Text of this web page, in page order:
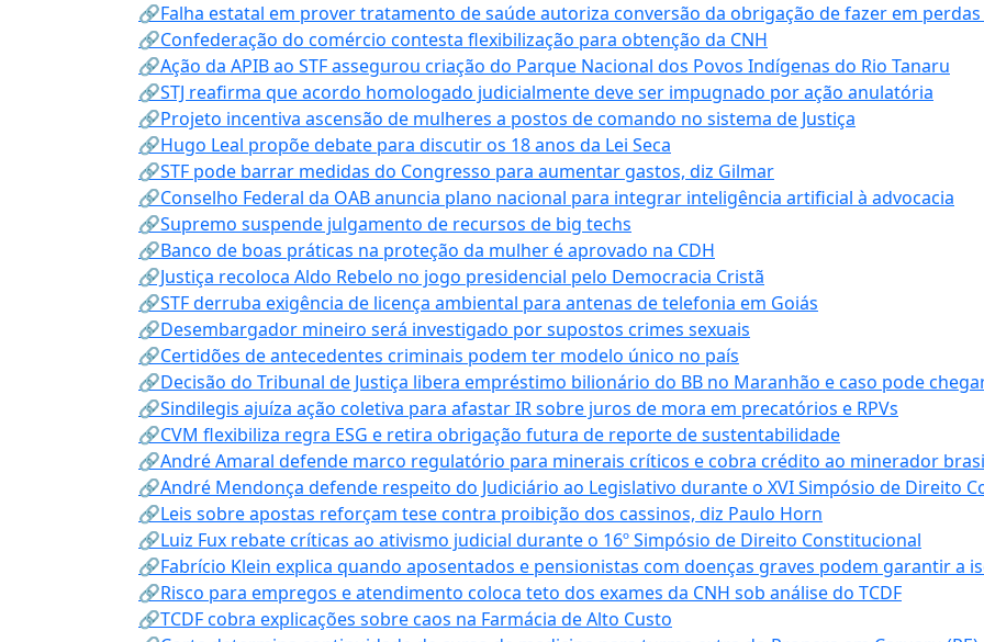
🔗Falha estatal em prover tratamento de saúde autoriza conversão da obrigação de fazer em perdas
🔗Confederação do comércio contesta flexibilização para obtenção da CNH
🔗Ação da APIB ao STF assegurou criação do Parque Nacional dos Povos Indígenas do Rio Tanaru
🔗STJ reafirma que acordo homologado judicialmente deve ser impugnado por ação anulatória
🔗Projeto incentiva ascensão de mulheres a postos de comando no sistema de Justiça
🔗Hugo Leal propõe debate para discutir os 18 anos da Lei Seca
🔗STF pode barrar medidas do Congresso para aumentar gastos, diz Gilmar
🔗Conselho Federal da OAB anuncia plano nacional para integrar inteligência artificial à advocacia
🔗Supremo suspende julgamento de recursos de big techs
🔗Banco de boas práticas na proteção da mulher é aprovado na CDH
🔗Justiça recoloca Aldo Rebelo no jogo presidencial pelo Democracia Cristã
🔗STF derruba exigência de licença ambiental para antenas de telefonia em Goiás
🔗Desembargador mineiro será investigado por supostos crimes sexuais
🔗Certidões de antecedentes criminais podem ter modelo único no país
🔗Decisão do Tribunal de Justiça libera empréstimo bilionário do BB no Maranhão e caso pode chegar
🔗Sindilegis ajuíza ação coletiva para afastar IR sobre juros de mora em precatórios e RPVs
🔗CVM flexibiliza regra ESG e retira obrigação futura de reporte de sustentabilidade
🔗André Amaral defende marco regulatório para minerais críticos e cobra crédito ao minerador
🔗André Mendonça defende respeito do Judiciário ao Legislativo durante o XVI Simpósio de Direito
🔗Leis sobre apostas reforçam tese contra proibição dos cassinos, diz Paulo Horn
🔗Luiz Fux rebate críticas ao ativismo judicial durante o 16º Simpósio de Direito Constitucional
🔗Fabrício Klein explica quando aposentados e pensionistas com doenças graves podem garantir a
🔗Risco para empregos e atendimento coloca teto dos exames da CNH sob análise do TCDF
🔗TCDF cobra explicações sobre caos na Farmácia de Alto Custo